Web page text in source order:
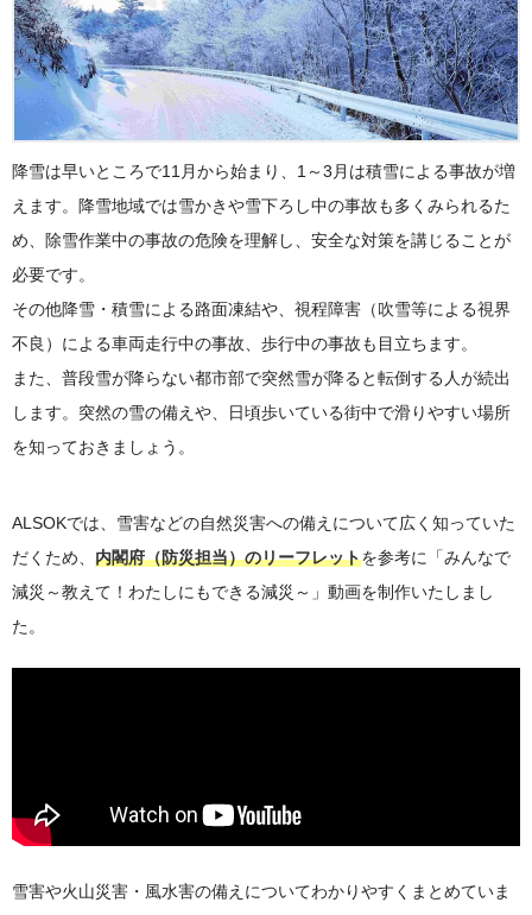
降雪は早いところで11月から始まり、1～3月は積雪による事故が増
えます。降雪地域では雪かきや雪下ろし中の事故も多くみられるた
め、除雪作業中の事故の危険を理解し、安全な対策を講じることが
必要です。
その他降雪・積雪による路面凍結や、視程障害（吹雪等による視界
不良）による車両走行中の事故、歩行中の事故も目立ちます。
また、普段雪が降らない都市部で突然雪が降ると転倒する人が続出
します。突然の雪の備えや、日頃歩いている街中で滑りやすい場所
を知っておきましょう。
ALSOKでは、雪害などの自然災害への備えについて広く知っていた
だくため、 内閣府（防災担当）のリーフレットを参考に「みんなで
減災～教えて！わたしにもできる減災～」動画を制作いたしまし
た。
雪害や火山災害・風水害の備えについてわかりやすくまとめていま